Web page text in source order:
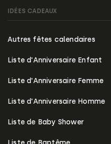
IDÉES CADEAUX
Autres fêtes calendaires
Liste d'Anniversaire Enfant
Liste d'Anniversaire Femme
Liste d'Anniversaire Homme
Liste de Baby Shower